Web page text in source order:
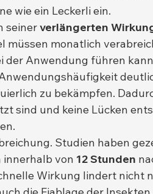
wie ein Leckerli ein.
seiner verlängerten
müssen monatlich
der Anwendung führen
zu bekämpfen.
sind und keine Lücken
Studien haben
innerhalb von 12 Stunden
Wirkung lindert nicht